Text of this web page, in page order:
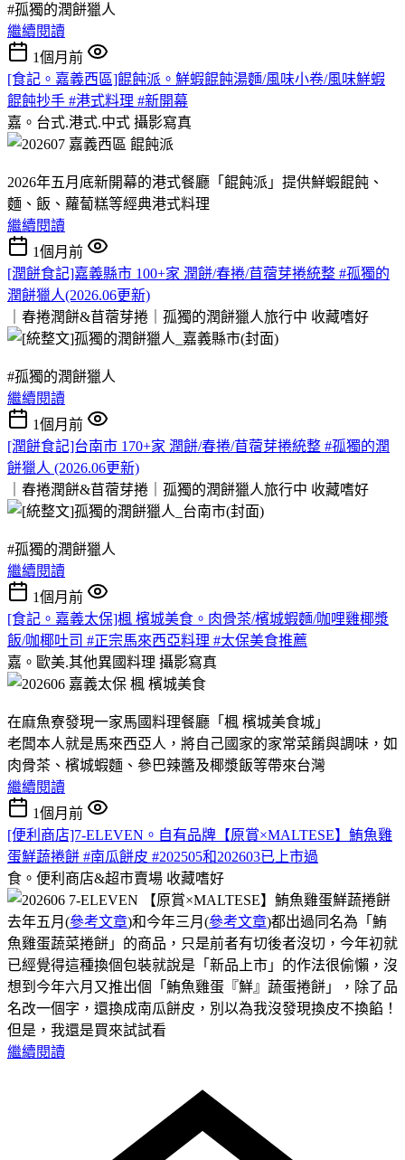
#孤獨的潤餅獵人
繼續閱讀
1個月前
[食記。嘉義西區]餛飩派。鮮蝦餛飩湯麵/風味小卷/風味鮮蝦
餛飩抄手 #港式料理 #新開幕
嘉。台式.港式.中式 攝影寫真
2026年五月底新開幕的港式餐廳「餛飩派」提供鮮蝦餛飩、
麵、飯、蘿蔔糕等經典港式料理
繼續閱讀
1個月前
[潤餅食記]嘉義縣市 100+家 潤餅/春捲/苜蓿芽捲統整 #孤獨的
潤餅獵人(2026.06更新)
｜春捲潤餅&苜蓿芽捲｜孤獨的潤餅獵人旅行中 收藏嗜好
#孤獨的潤餅獵人
繼續閱讀
1個月前
[潤餅食記]台南市 170+家 潤餅/春捲/苜蓿芽捲統整 #孤獨的潤
餅獵人 (2026.06更新)
｜春捲潤餅&苜蓿芽捲｜孤獨的潤餅獵人旅行中 收藏嗜好
#孤獨的潤餅獵人
繼續閱讀
1個月前
[食記。嘉義太保]楓 檳城美食。肉骨茶/檳城蝦麵/咖哩雞椰漿
飯/咖椰吐司 #正宗馬來西亞料理 #太保美食推薦
嘉。歐美.其他異國料理 攝影寫真
在麻魚寮發現一家馬國料理餐廳「楓 檳城美食城」
老闆本人就是馬來西亞人，將自己國家的家常菜餚與調味，如
肉骨茶、檳城蝦麵、參巴辣醬及椰漿飯等帶來台灣
繼續閱讀
1個月前
[便利商店]7-ELEVEN。自有品牌【原賞×MALTESE】鮪魚雞
蛋鮮蔬捲餅 #南瓜餅皮 #202505和202603已上市過
食。便利商店&超市賣場 收藏嗜好
去年五月(參考文章)和今年三月(參考文章)都出過同名為「鮪
魚雞蛋蔬菜捲餅」的商品，只是前者有切後者沒切，今年初就
已經覺得這種換個包裝就說是「新品上市」的作法很偷懶，沒
想到今年六月又推出個「鮪魚雞蛋『鮮』蔬蛋捲餅」，除了品
名改一個字，還換成南瓜餅皮，別以為我沒發現換皮不換餡！
但是，我還是買來試試看
繼續閱讀